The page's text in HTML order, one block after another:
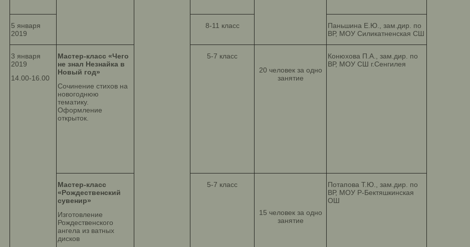
5 января
2019
8-11 класс
Паньшина Е.Ю., зам.дир. по
ВР, МОУ Силикатненская СШ
3 января
2019
14.00-16.00
Мастер-класс «Чего
не знал Незнайка в
Новый год»
Сочинение стихов на
новогоднюю
тематику.
Оформление
открыток.
5-7 класс
20 человек за одно
занятие
Конюхова П.А., зам.дир. по
ВР, МОУ СШ г.Сенгилея
Мастер-класс
«Рождественский
сувенир»
Изготовление
Рождественского
ангела из ватных
дисков
5-7 класс
15 человек за одно
занятие
Потапова Т.Ю., зам.дир. по
ВР, МОУ Р-Бектяшкинская
ОШ